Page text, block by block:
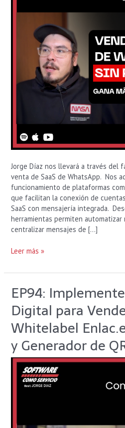
Jorge Díaz nos llevará a través del
venta de SaaS de WhatsApp. Nos
funcionamiento de plataformas
que facilitan la conexión de
SaaS con mensajería integrada.
herramientas permiten
centralizar mensajes de […]
la
Leer más »
EP94:
Digital para
Whitelabel
y Generador de
EP94:
Implemente
Marketing
Digital
para
Vender
el
SaaS
Whitelabel
Enlac.ee